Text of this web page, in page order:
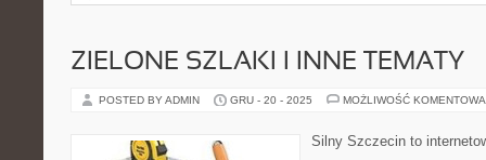
ZIELONE SZLAKI I INNE TEMATY
POSTED BY ADMIN GRU - 20 - 2025 MOŻLIWOŚĆ
Silny Szczecin to